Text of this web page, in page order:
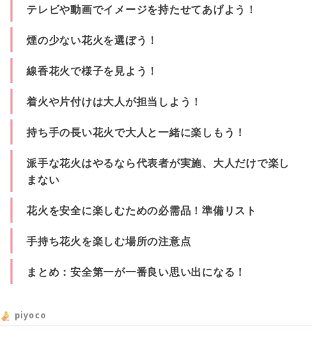
テレビや動画でイメージを持たせてあげよう！
煙の少ない花火を選ぼう！
線香花火で様子を見よう！
着火や片付けは大人が担当しよう！
持ち手の長い花火で大人と一緒に楽しもう！
派手な花火はやるなら代表者が実施、大人だけで楽し
まない
花火を安全に楽しむための必需品！準備リスト
手持ち花火を楽しむ場所の注意点
まとめ：安全第一が一番良い思い出になる！
piyoco